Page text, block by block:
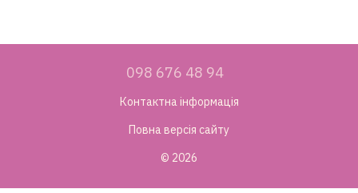
098 676 48 94
Контактна інформація
Повна версія сайту
© 2026